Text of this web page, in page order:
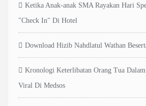
Ketika Anak-anak SMA Rayakan Hari
"Check In" Di Hotel
Download Hizib Nahdlatul Wathan
Kronologi Keterlibatan Orang Tua
Viral Di Medsos